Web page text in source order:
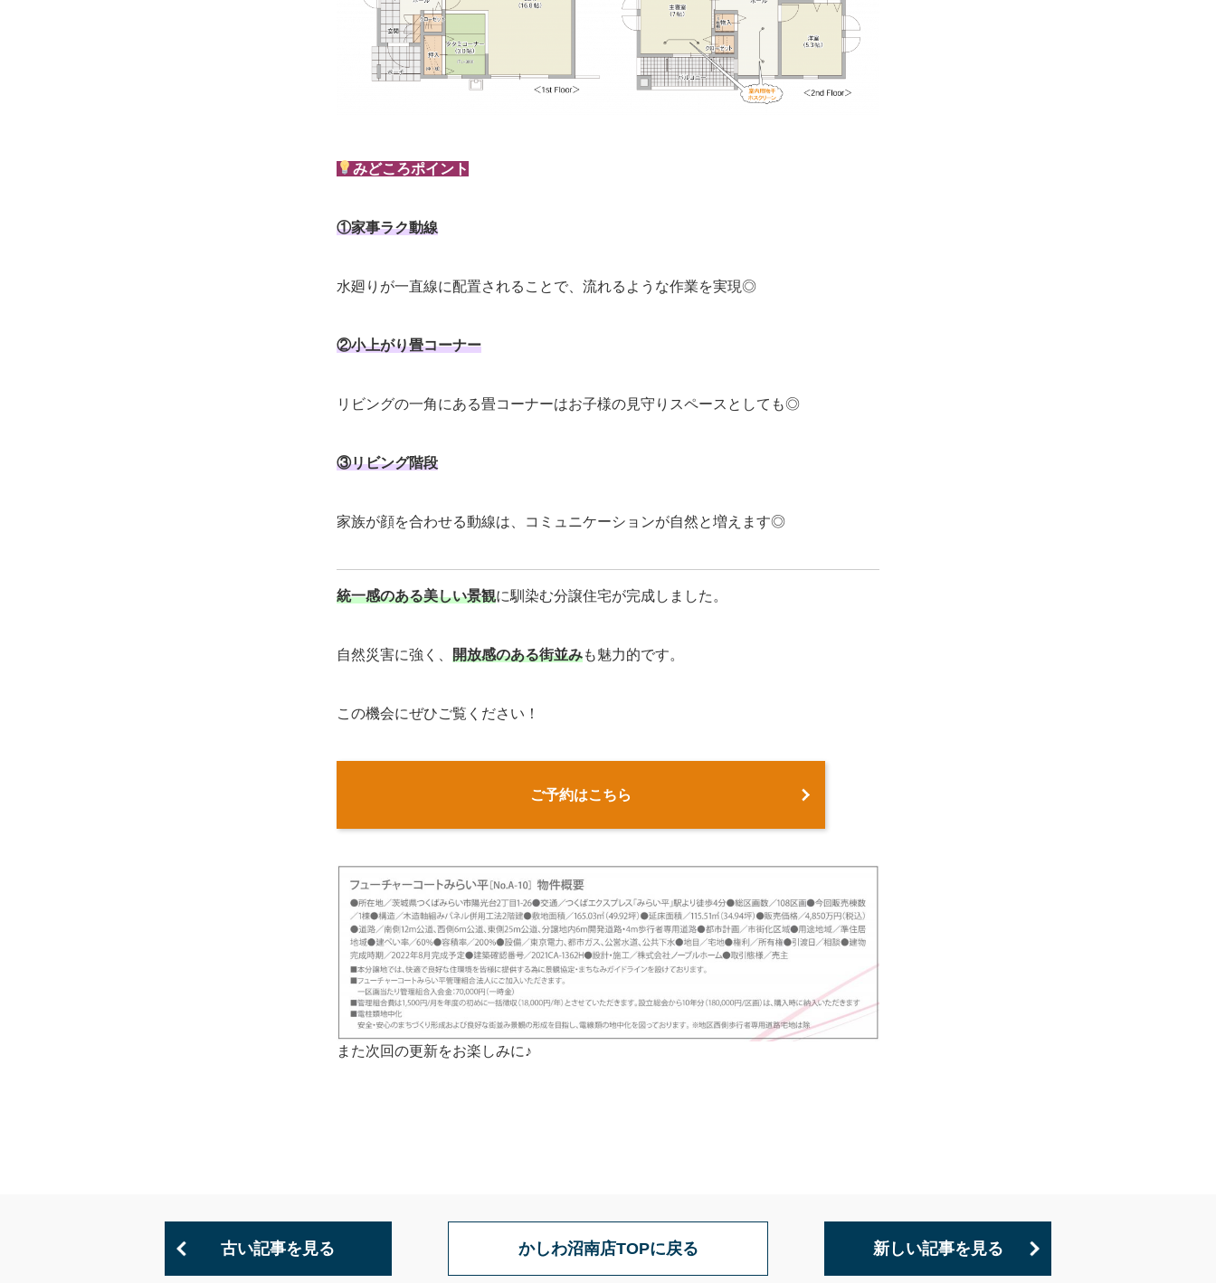
みどころポイント
①家事ラク動線
水廻りが一直線に配置されることで、流れるような作業を実現◎
②小上がり畳コーナー
リビングの一角にある畳コーナーはお子様の見守りスペースとしても◎
③リビング階段
家族が顔を合わせる動線は、コミュニケーションが自然と増えます◎
統一感のある美しい景観に馴染む分譲住宅が完成しました。
自然災害に強く、 開放感のある街並みも魅力的です。
この機会にぜひご覧ください！
ご予約はこちら
また次回の更新をお楽しみに♪
古い記事を見る 新しい記事を見る
かしわ沼南店TOPに戻る